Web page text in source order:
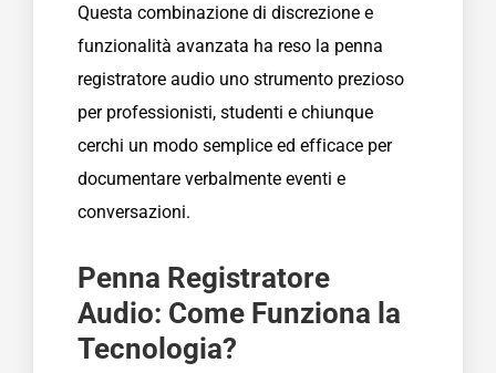
Questa combinazione di discrezione e
funzionalità avanzata ha reso la penna
registratore audio uno strumento prezioso
per professionisti, studenti e chiunque
cerchi un modo semplice ed efficace per
documentare verbalmente eventi e
conversazioni.
Penna Registratore
Audio: Come Funziona la
Tecnologia?